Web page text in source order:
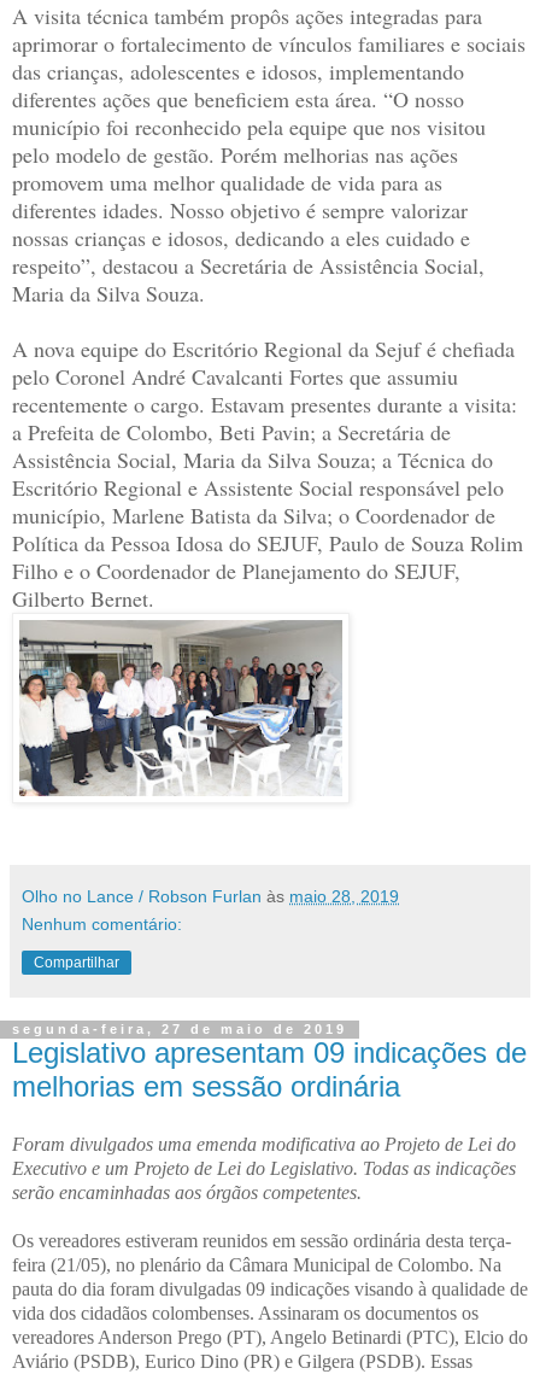
A visita técnica também propôs ações integradas para
aprimorar o fortalecimento de vínculos familiares e sociais
das crianças, adolescentes e idosos, implementando
diferentes ações que beneficiem esta área. “O nosso
município foi reconhecido pela equipe que nos visitou
pelo modelo de gestão. Porém melhorias nas ações
promovem uma melhor qualidade de vida para as
diferentes idades. Nosso objetivo é sempre valorizar
nossas crianças e idosos, dedicando a eles cuidado e
respeito”, destacou a Secretária de Assistência Social,
Maria da Silva Souza.
A nova equipe do Escritório Regional da Sejuf é chefiada
pelo Coronel André Cavalcanti Fortes que assumiu
recentemente o cargo. Estavam presentes durante a visita:
a Prefeita de Colombo, Beti Pavin; a Secretária de
Assistência Social, Maria da Silva Souza; a Técnica do
Escritório Regional e Assistente Social responsável pelo
município, Marlene Batista da Silva; o Coordenador de
Política da Pessoa Idosa do SEJUF, Paulo de Souza Rolim
Filho e o Coordenador de Planejamento do SEJUF,
Gilberto Bernet.
Olho no Lance / Robson Furlan às maio 28, 2019
Nenhum comentário:
Compartilhar
segunda-feira, 27 de maio de 2019
Legislativo apresentam 09 indicações de
melhorias em sessão ordinária
Foram divulgados uma emenda modificativa ao Projeto de Lei do
Executivo e um Projeto de Lei do Legislativo. Todas as indicações
serão encaminhadas aos órgãos competentes.
Os vereadores estiveram reunidos em sessão ordinária desta terça-
feira (21/05), no plenário da Câmara Municipal de Colombo. Na
pauta do dia foram divulgadas 09 indicações visando à qualidade de
vida dos cidadãos colombenses. Assinaram os documentos os
vereadores Anderson Prego (PT), Angelo Betinardi (PTC), Elcio do
Aviário (PSDB), Eurico Dino (PR) e Gilgera (PSDB). Essas